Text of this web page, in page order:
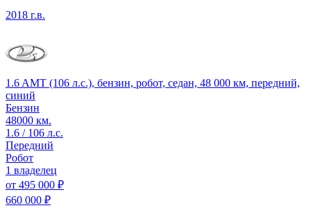
2018 г.в.
1.6 AMT (106 л.с.), бензин, робот, седан, 48 000 км, передний,
синий
Бензин
48000 км.
1.6 / 106 л.с.
Передний
Робот
1 владелец
от 495 000 ₽
660 000 ₽